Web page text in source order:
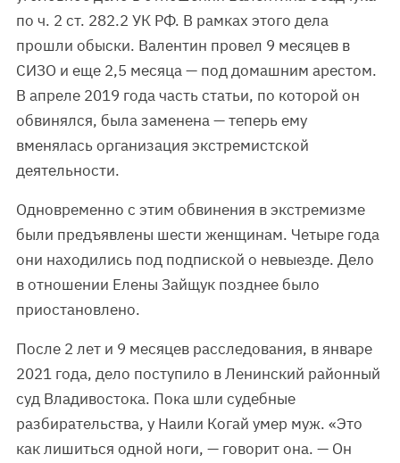
по ч. 2 ст. 282.2 УК РФ. В рамках этого дела
прошли обыски. Валентин провел 9 месяцев в
СИЗО и еще 2,5 месяца — под домашним арестом.
В апреле 2019 года часть статьи, по которой он
обвинялся, была заменена — теперь ему
вменялась организация экстремистской
деятельности.
Одновременно с этим обвинения в экстремизме
были предъявлены шести женщинам. Четыре года
они находились под подпиской о невыезде. Дело
в отношении Елены Зайщук позднее было
приостановлено.
После 2 лет и 9 месяцев расследования, в январе
2021 года, дело поступило в Ленинский районный
суд Владивостока. Пока шли судебные
разбирательства, у Наили Когай умер муж. «Это
как лишиться одной ноги, — говорит она. — Он